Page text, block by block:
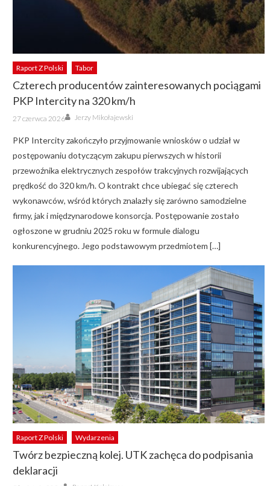
Raport Z Polski Tabor
Czterech producentów zainteresowanych pociągami
PKP Intercity na 320 km/h
Posted
on
27 czerwca 2026 Author
Jerzy Mikołajewski
PKP Intercity zakończyło przyjmowanie wniosków o udział w
postępowaniu dotyczącym zakupu pierwszych w historii
przewoźnika elektrycznych zespołów trakcyjnych rozwijających
prędkość do 320 km/h. O kontrakt chce ubiegać się czterech
wykonawców, wśród których znalazły się zarówno samodzielne
firmy, jak i międzynarodowe konsorcja. Postępowanie zostało
ogłoszone w grudniu 2025 roku w formule dialogu
konkurencyjnego. Jego podstawowym przedmiotem […]
Raport Z Polski Wydarzenia
Twórz bezpieczną kolej. UTK zachęca do podpisania
deklaracji
Author